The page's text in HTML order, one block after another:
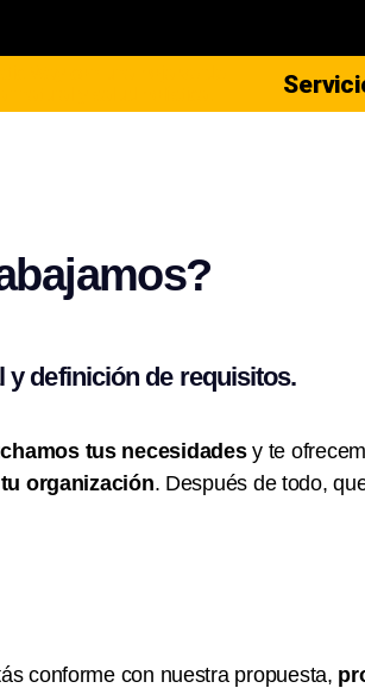
y definición de requisitos.
tus necesidadesy te
organización. Después de todo,
conforme con nuestra propuesta,